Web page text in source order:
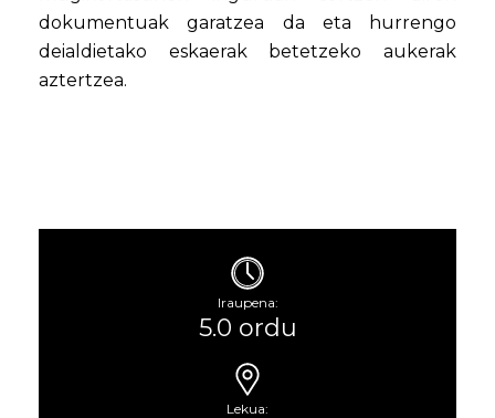
dokumentuak garatzea da eta hurrengo
deialdietako eskaerak betetzeko aukerak
aztertzea.
Iraupena:
5.0 ordu
Lekua: